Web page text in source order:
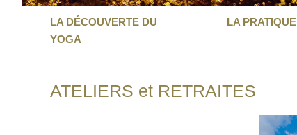
LA DÉCOUVERTE DU
YOGA
LA PRATIQUE
ATELIERS et RETRAITES